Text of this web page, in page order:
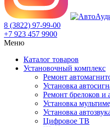
8 (3822) 97-99-00
+7 923 457 9900
Меню
Каталог товаров
Установочный комплекс
Ремонт
Установка
Ремонт брелоков и
Установка
Установка
Цифровое ТВ